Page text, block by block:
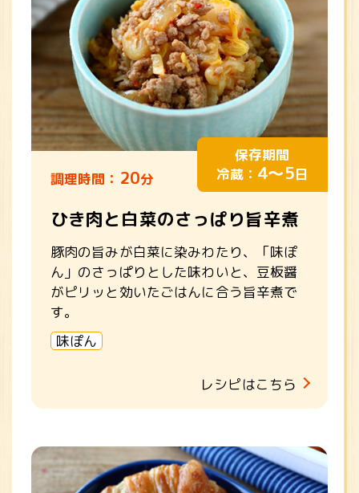
調理時間： 20分
保存期間
冷蔵： 4～5日
ひき肉と白菜のさっぱり旨辛煮
豚肉の旨みが白菜に染みわたり、「味ぽ
ん」のさっぱりとした味わいと、豆板醤
がピリッと効いたごはんに合う旨辛煮で
す。
味ぽん
レシピはこちら